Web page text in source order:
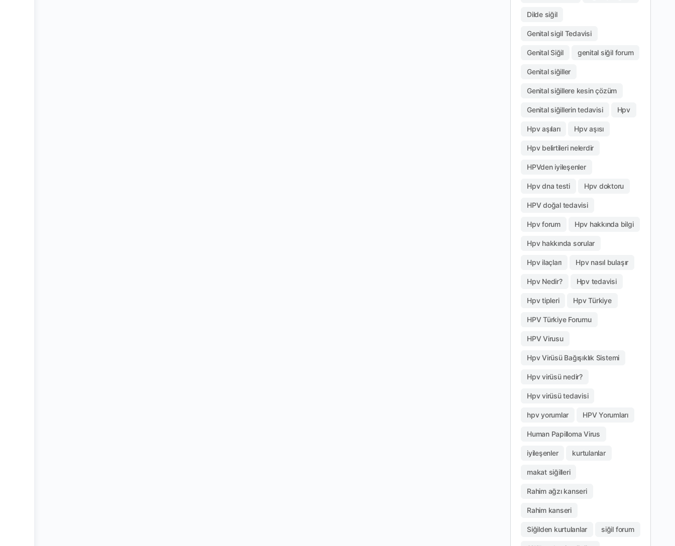
Dilde siğil
Genital sigil Tedavisi
Genital Siğil genital siğil forum
Genital siğiller
Genital siğillere kesin çözüm
Genital siğillerin tedavisi Hpv
Hpv aşıları Hpv aşısı
Hpv belirtileri nelerdir
HPVden iyileşenler
Hpv dna testi Hpv doktoru
HPV doğal tedavisi
Hpv forum Hpv hakkında bilgi
Hpv hakkında sorular
Hpv ilaçları Hpv nasıl bulaşır
Hpv Nedir? Hpv tedavisi
Hpv tipleri Hpv Türkiye
HPV Türkiye Forumu
HPV Virusu
Hpv Virüsü Bağışıklık Sistemi
Hpv virüsü nedir?
Hpv virüsü tedavisi
hpv yorumlar HPV Yorumları
Human Papilloma Virus
iyileşenler kurtulanlar
makat siğilleri
Rahim ağzı kanseri
Rahim kanseri
Siğilden kurtulanlar siğil forum